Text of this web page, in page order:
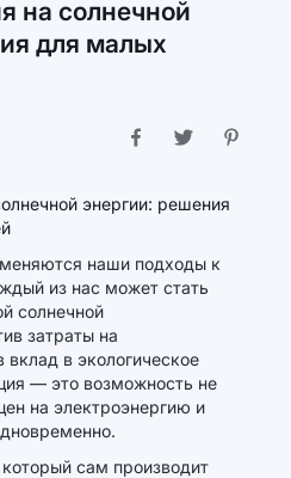
на солнечной
для малых
наши подходы к
из нас может стать
солнечной
затраты на
вклад в экологическое
— это возможность не
на электроэнергию и
сам производит